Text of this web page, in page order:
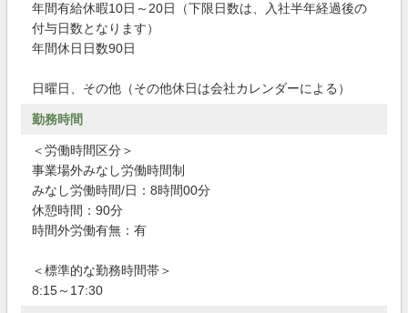
年間有給休暇10日～20日（下限日数は、入社半年経過後の
付与日数となります）
年間休日日数90日
日曜日、その他（その他休日は会社カレンダーによる）
勤務時間
＜労働時間区分＞
事業場外みなし労働時間制
みなし労働時間/日：8時間00分
休憩時間：90分
時間外労働有無：有
＜標準的な勤務時間帯＞
8:15～17:30